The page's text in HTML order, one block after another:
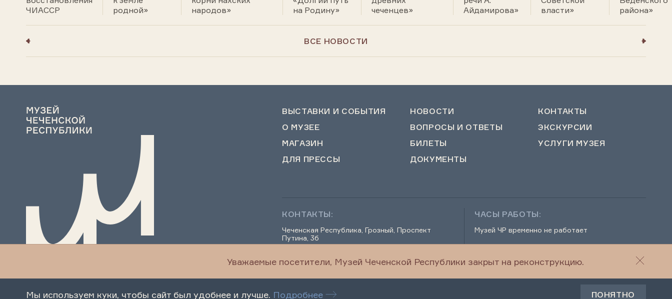
ЧИАССР
родной»
народов»
на Родину»
чеченцев»
Айдамирова»
власти»
района»
ВСЕ НОВОСТИ
ВЫСТАВКИ И СОБЫТИЯ НОВОСТИ
КОНТАКТЫ
О МУЗЕЕ
ВОПРОСЫ И ОТВЕТЫ
ЭКСКУРСИИ
МАГАЗИН
БИЛЕТЫ
УСЛУГИ МУЗЕЯ
ДЛЯ ПРЕССЫ
ДОКУМЕНТЫ
КОНТАКТЫ:
Чеченская Республика, Грозный, Проспект
Путина, 3б
ЧАСЫ РАБОТЫ:
Музей ЧР временно не работает
Правила посещения © 2022-2026 Музей Чеченской Республики
Уважаемые посетители, Музей Чеченской Республики закрыт на реконструкцию.
Мы используем куки, чтобы сайт был удобнее и лучше. Подробнее